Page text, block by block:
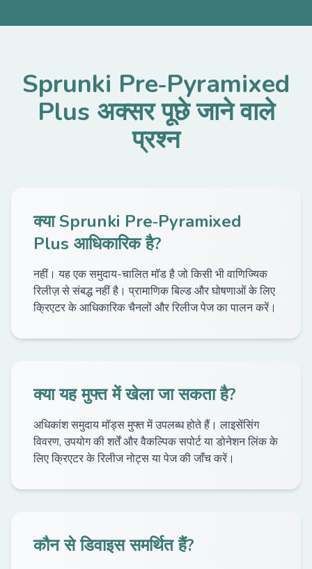
Sprunki Pre‑Pyramixed
Plus अक्सर पूछे जाने वाले
प्रश्न
क्या Sprunki Pre‑Pyramixed
Plus आधिकारिक है?
नहीं। यह एक समुदाय-चालित मॉड है जो किसी भी वाणिज्यिक
रिलीज़ से संबद्ध नहीं है। प्रामाणिक बिल्ड और घोषणाओं के लिए
क्रिएटर के आधिकारिक चैनलों और रिलीज पेज का पालन करें।
क्या यह मुफ्त में खेला जा सकता है?
अधिकांश समुदाय मॉड्स मुफ्त में उपलब्ध होते हैं। लाइसेंसिंग
विवरण, उपयोग की शर्तें और वैकल्पिक सपोर्ट या डोनेशन लिंक के
लिए क्रिएटर के रिलीज नोट्स या पेज की जाँच करें।
कौन से डिवाइस समर्थित हैं?